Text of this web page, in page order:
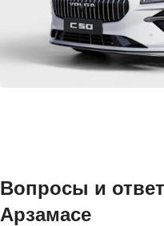
Вопросы и
Арзамасе